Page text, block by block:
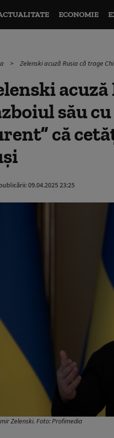
ECONOMIE
Zelenski acuză Rusia că trage
său
că
09.04.2025 23:25
Zelenski. Foto: Profimedia